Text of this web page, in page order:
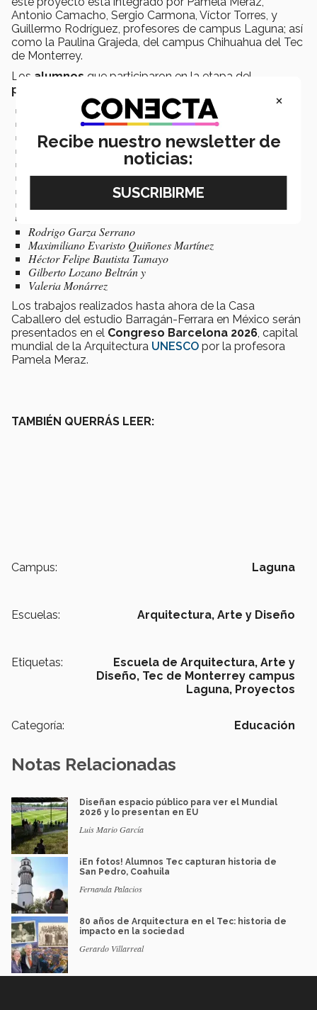
Antonio Camacho, Sergio Carmona, Víctor Torres, y
Guillermo Rodríguez, profesores de campus Laguna; así
como la Paulina Grajeda, del campus Chihuahua del Tec
de Monterrey.
Los alumnos que participaron en la etapa del
proyecto de restauración
Johanna Alejandra Karrum Sapiens
Fernanda Luna Giacoman
Cristopher Eduardo Alanís Ibarra
Valeria García Muñoz
Hannah García Verdeja
Daniela Fernández Loya
Vanessa Soto Flores
Rodrigo Garza Serrano
Maximiliano Evaristo Quiñones Martínez
Héctor Felipe Bautista Tamayo
Gilberto Lozano Beltrán y
Valeria Monárrez
Los trabajos realizados hasta ahora de la Casa
Caballero del estudio Barragán-Ferrara en México serán
presentados en el Congreso Barcelona 2026, capital
mundial de la Arquitectura UNESCO por la profesora
Pamela Meraz.
TAMBIÉN QUERRÁS LEER:
Campus: Laguna
Escuelas: Arquitectura, Arte y Diseño
Etiquetas:
Escuela de Arquitectura, Arte y
Diseño, Tec de Monterrey campus
Laguna, Proyectos
Categoría: Educación
Notas Relacionadas
Diseñan espacio público para ver el Mundial
2026 y lo presentan en EU
Luis Mario García
¡En fotos! Alumnos Tec capturan historia de
San Pedro, Coahuila
Fernanda Palacios
80 años de Arquitectura en el Tec: historia de
impacto en la sociedad
Gerardo Villarreal
×
Recibe nuestro newsletter de
noticias: